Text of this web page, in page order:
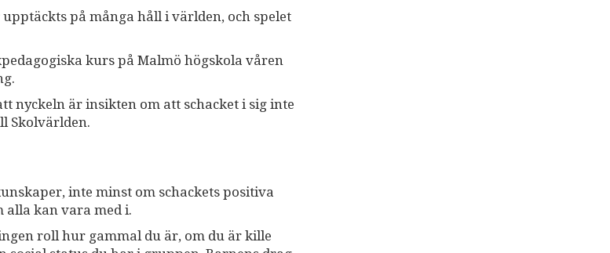
på många håll i världen, och spelet
kurs på Malmö högskola våren
nyckeln är insikten om att schacket i sig inte
Skolvärlden.
inte minst om schackets positiva
alla kan vara med i.
roll hur gammal du är, om du är kille